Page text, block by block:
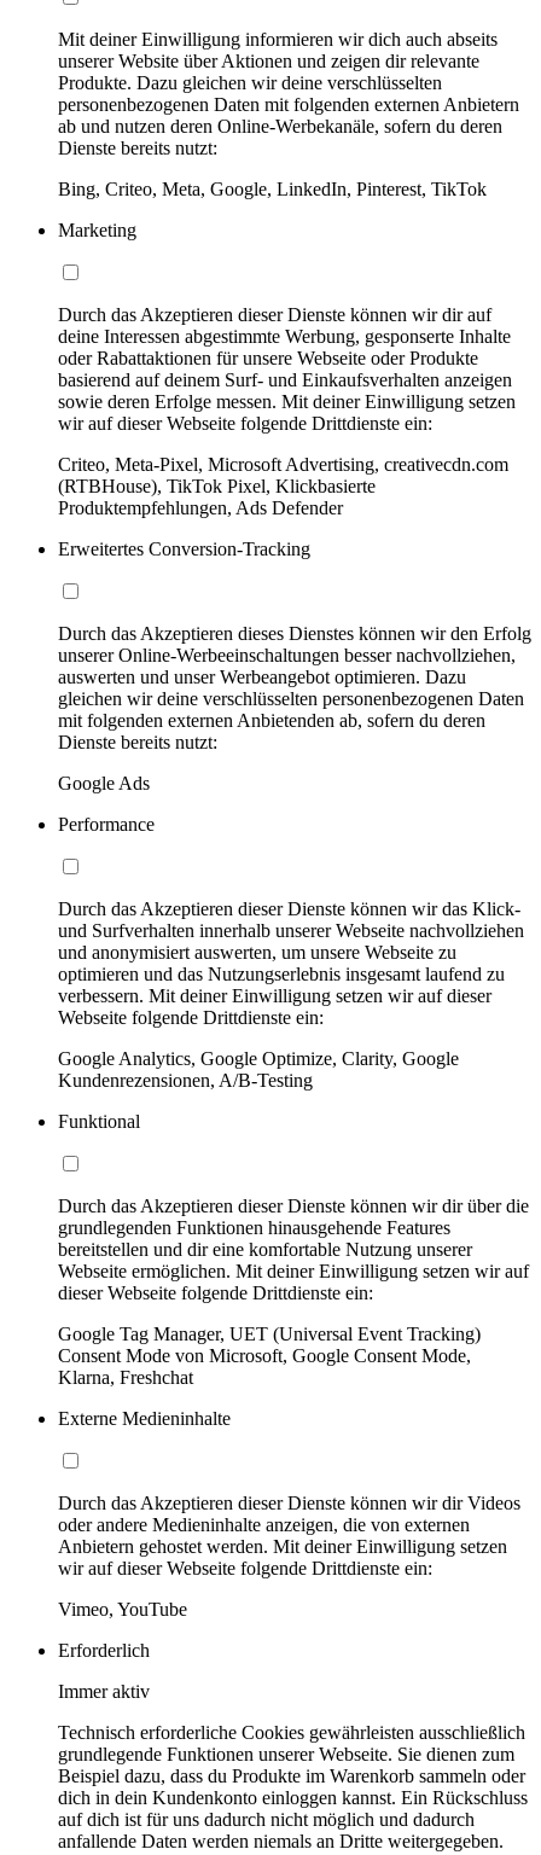
Mit deiner Einwilligung informieren wir dich auch abseits
unserer Website über Aktionen und zeigen dir relevante
Produkte. Dazu gleichen wir deine verschlüsselten
personenbezogenen Daten mit folgenden externen Anbietern
ab und nutzen deren Online-Werbekanäle, sofern du deren
Dienste bereits nutzt:
Bing, Criteo, Meta, Google, LinkedIn, Pinterest, TikTok
Marketing
Durch das Akzeptieren dieser Dienste können wir dir auf
deine Interessen abgestimmte Werbung, gesponserte Inhalte
oder Rabattaktionen für unsere Webseite oder Produkte
basierend auf deinem Surf- und Einkaufsverhalten anzeigen
sowie deren Erfolge messen. Mit deiner Einwilligung setzen
wir auf dieser Webseite folgende Drittdienste ein:
Criteo, Meta-Pixel, Microsoft Advertising, creativecdn.com
(RTBHouse), TikTok Pixel, Klickbasierte
Produktempfehlungen, Ads Defender
Erweitertes Conversion-Tracking
Durch das Akzeptieren dieses Dienstes können wir den Erfolg
unserer Online-Werbeeinschaltungen besser nachvollziehen,
auswerten und unser Werbeangebot optimieren. Dazu
gleichen wir deine verschlüsselten personenbezogenen Daten
mit folgenden externen Anbietenden ab, sofern du deren
Dienste bereits nutzt:
Google Ads
Performance
Durch das Akzeptieren dieser Dienste können wir das Klick-
und Surfverhalten innerhalb unserer Webseite nachvollziehen
und anonymisiert auswerten, um unsere Webseite zu
optimieren und das Nutzungserlebnis insgesamt laufend zu
verbessern. Mit deiner Einwilligung setzen wir auf dieser
Webseite folgende Drittdienste ein:
Google Analytics, Google Optimize, Clarity, Google
Kundenrezensionen, A/B-Testing
Funktional
Durch das Akzeptieren dieser Dienste können wir dir über die
grundlegenden Funktionen hinausgehende Features
bereitstellen und dir eine komfortable Nutzung unserer
Webseite ermöglichen. Mit deiner Einwilligung setzen wir auf
dieser Webseite folgende Drittdienste ein:
Google Tag Manager, UET (Universal Event Tracking)
Consent Mode von Microsoft, Google Consent Mode,
Klarna, Freshchat
Externe Medieninhalte
Durch das Akzeptieren dieser Dienste können wir dir Videos
oder andere Medieninhalte anzeigen, die von externen
Anbietern gehostet werden. Mit deiner Einwilligung setzen
wir auf dieser Webseite folgende Drittdienste ein:
Vimeo, YouTube
Erforderlich
Immer aktiv
Technisch erforderliche Cookies gewährleisten ausschließlich
grundlegende Funktionen unserer Webseite. Sie dienen zum
Beispiel dazu, dass du Produkte im Warenkorb sammeln oder
dich in dein Kundenkonto einloggen kannst. Ein Rückschluss
auf dich ist für uns dadurch nicht möglich und dadurch
anfallende Daten werden niemals an Dritte weitergegeben.